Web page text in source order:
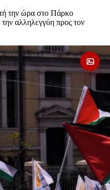
την ώρα στο Πάρκο
αλληλεγγύη προς τον